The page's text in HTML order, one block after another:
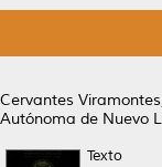
Cervantes
Autónoma de Nuevo
Texto